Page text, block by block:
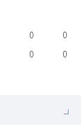
0 0
0 0